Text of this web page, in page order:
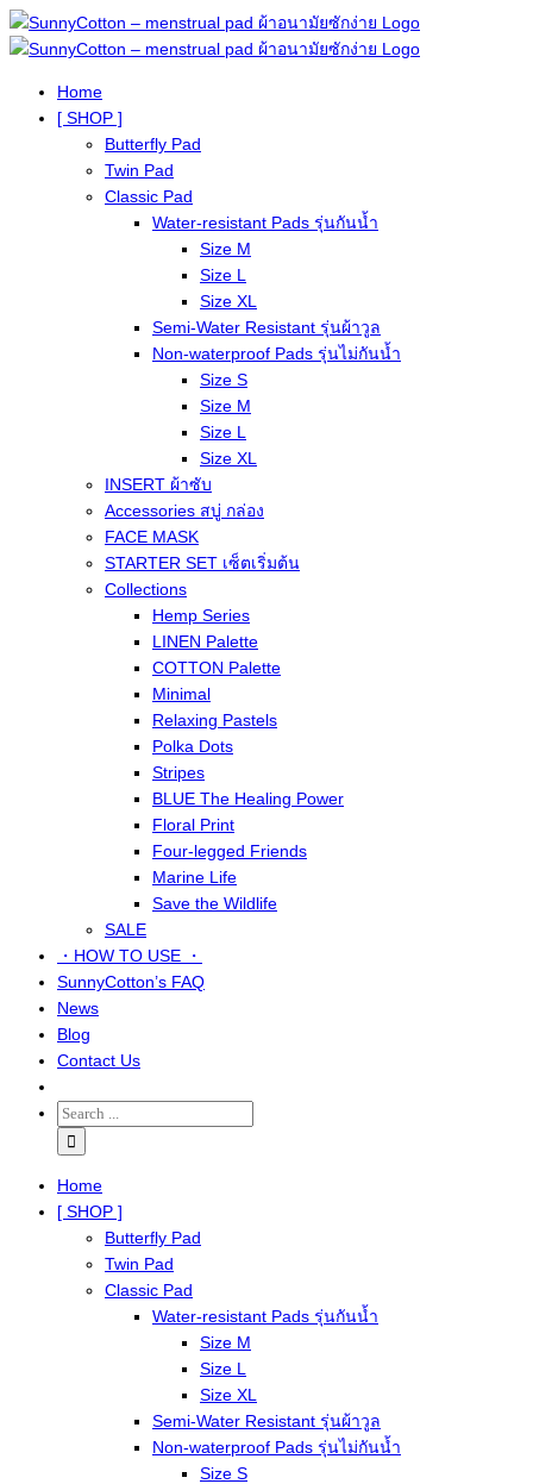
Home
[ SHOP ]
Butterfly Pad
Twin Pad
Classic Pad
Water-resistant Pads รุ่นกันน้ำ
Size M
Size L
Size XL
Semi-Water Resistant รุ่นผ้าวูล
Non-waterproof Pads รุ่นไม่กันน้ำ
Size S
Size M
Size L
Size XL
INSERT ผ้าซับ
Accessories สบู่ กล่อง
FACE MASK
STARTER SET เซ็ตเริ่มต้น
Collections
Hemp Series
LINEN Palette
COTTON Palette
Minimal
Relaxing Pastels
Polka Dots
Stripes
BLUE The Healing Power
Floral Print
Four-legged Friends
Marine Life
Save the Wildlife
SALE
・HOW TO USE ・
SunnyCotton’s FAQ
News
Blog
Contact Us
Home
[ SHOP ]
Butterfly Pad
Twin Pad
Classic Pad
Water-resistant Pads รุ่นกันน้ำ
Size M
Size L
Size XL
Semi-Water Resistant รุ่นผ้าวูล
Non-waterproof Pads รุ่นไม่กันน้ำ
Size S